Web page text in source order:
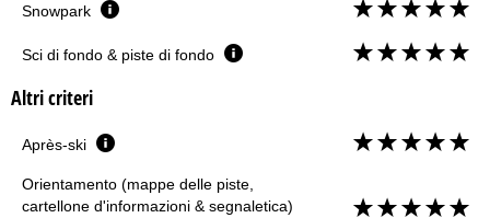
Snowpark
Sci di fondo & piste di fondo
Altri criteri
Après-ski
Orientamento (mappe delle piste,
cartellone d'informazioni & segnaletica)